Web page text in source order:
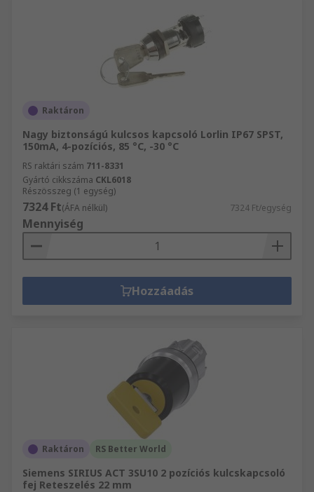
Raktáron
Nagy biztonságú kulcsos kapcsoló Lorlin IP67 SPST,
150mA, 4-pozíciós, 85 °C, -30 °C
RS raktári szám 711-8331
Gyártó cikkszáma CKL6018
Részösszeg (1 egység)
7324 Ft(ÁFA nélkül) 7324 Ft/egység
Mennyiség
Hozzáadás
Raktáron RS Better World
Siemens SIRIUS ACT 3SU10 2 pozíciós kulcskapcsoló
fej Reteszelés 22 mm